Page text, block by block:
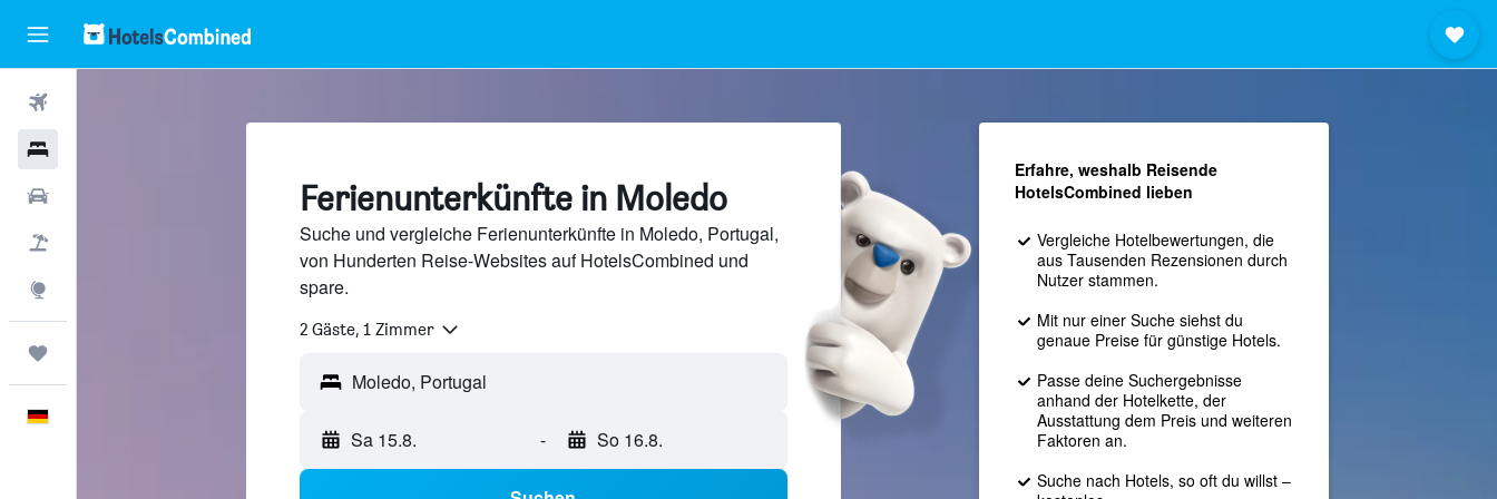
Ferienunterkünfte in Moledo
Suche und vergleiche Ferienunterkünfte in Moledo, Portugal,
von Hunderten Reise-Websites auf HotelsCombined und
spare.
2 Gäste, 1 Zimmer
Sa 15.8. - So 16.8.
Erfahre, weshalb Reisende
HotelsCombined lieben
Vergleiche Hotelbewertungen, die
aus Tausenden Rezensionen durch
Nutzer stammen.
Mit nur einer Suche siehst du
genaue Preise für günstige Hotels.
Passe deine Suchergebnisse
anhand der Hotelkette, der
Ausstattung dem Preis und weiteren
Faktoren an.
Suche nach Hotels, so oft du willst –